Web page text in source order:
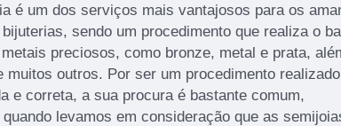
é um dos serviços mais vantajosos para os
sendo um procedimento que realiza o
preciosos, como bronze, metal e prata,
muitos outros. Por ser um procedimento
e correta, a sua procura é bastante comum,
levamos em consideração que as